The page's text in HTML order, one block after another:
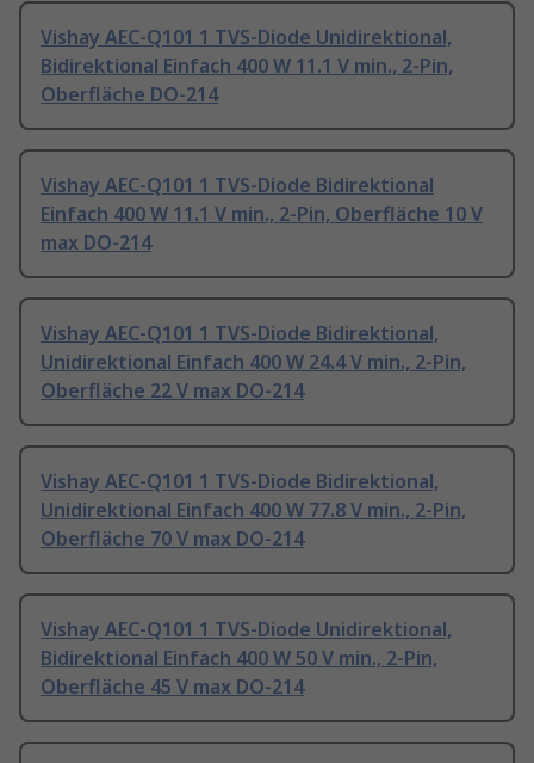
Vishay AEC-Q101 1 TVS-Diode Unidirektional,
Bidirektional Einfach 400 W 11.1 V min., 2-Pin,
Oberfläche DO-214
Vishay AEC-Q101 1 TVS-Diode Bidirektional
Einfach 400 W 11.1 V min., 2-Pin, Oberfläche 10 V
max DO-214
Vishay AEC-Q101 1 TVS-Diode Bidirektional,
Unidirektional Einfach 400 W 24.4 V min., 2-Pin,
Oberfläche 22 V max DO-214
Vishay AEC-Q101 1 TVS-Diode Bidirektional,
Unidirektional Einfach 400 W 77.8 V min., 2-Pin,
Oberfläche 70 V max DO-214
Vishay AEC-Q101 1 TVS-Diode Unidirektional,
Bidirektional Einfach 400 W 50 V min., 2-Pin,
Oberfläche 45 V max DO-214